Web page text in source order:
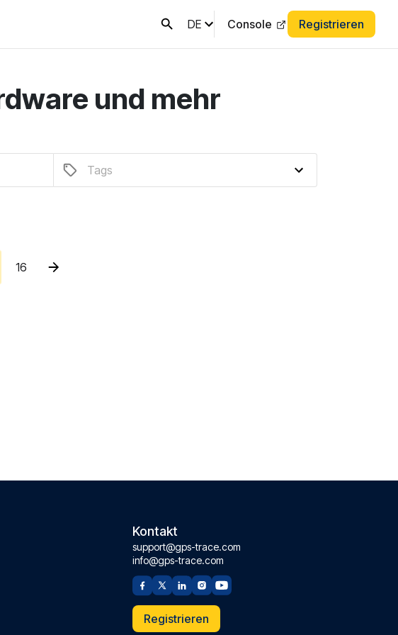
DE Console Registrieren
und mehr
16
Kontakt
support@gps-trace.com
info@gps-trace.com
Registrieren